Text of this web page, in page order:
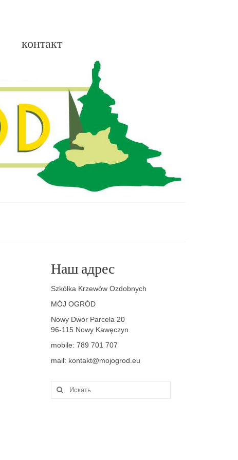
контакт
Наш адрес
Szkółka Krzewów Ozdobnych
MÓJ OGRÓD
Nowy Dwór Parcela 20
96-115 Nowy Kawęczyn
mobile: 789 701 707
mail: kontakt@mojogrod.eu
Искать: